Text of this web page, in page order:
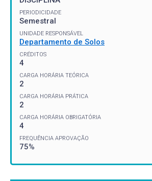
PERIODICIDADE
Semestral
UNIDADE RESPONSÁVEL
Departamento de Solos
CRÉDITOS
4
CARGA HORÁRIA TEÓRICA
2
CARGA HORÁRIA PRÁTICA
2
CARGA HORÁRIA OBRIGATÓRIA
4
FREQUÊNCIA APROVAÇÃO
75%